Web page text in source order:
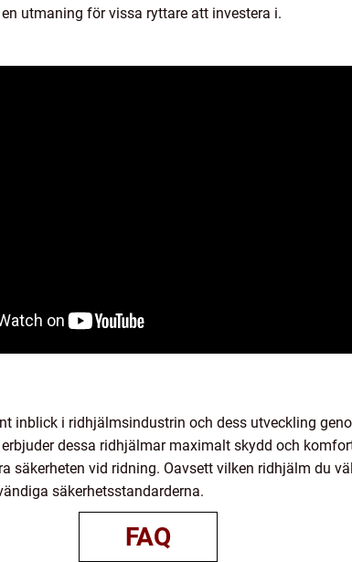
utmaning för vissa ryttare att investera i.
inblick i ridhjälmsindustrin och dess utveckling
dessa ridhjälmar maximalt skydd och
säkerheten vid ridning. Oavsett vilken ridhjälm du
säkerhetsstandarderna.
FAQ